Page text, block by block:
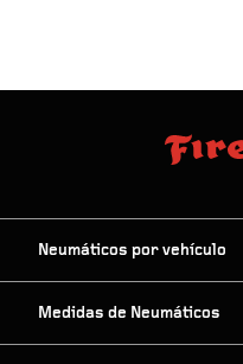
Neumáticos por vehículo
Medidas de Neumáticos